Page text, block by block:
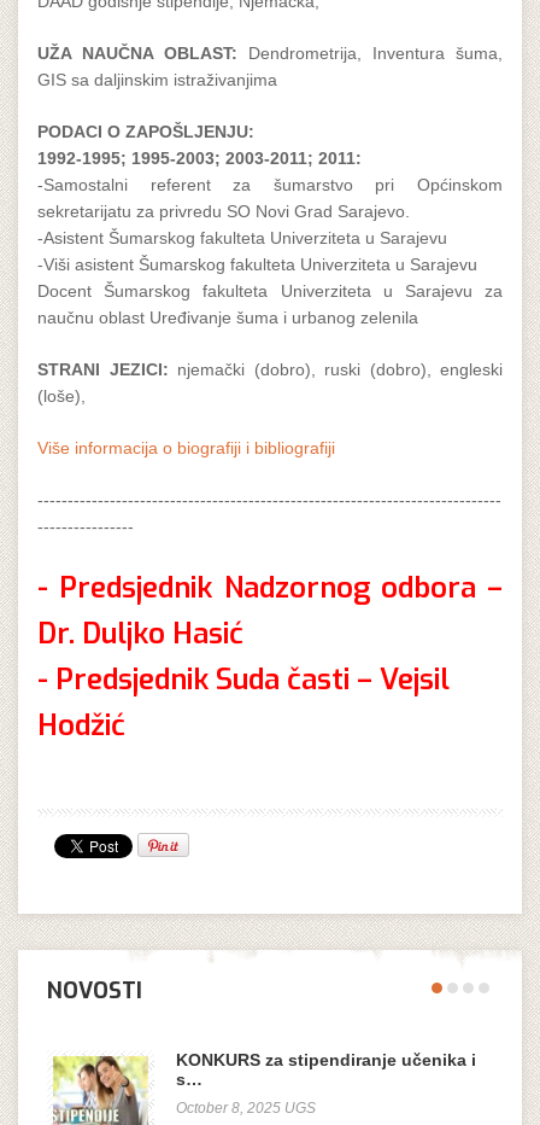
UŽA NAUČNA OBLAST: Dendrometrija, Inventura šuma,
GIS sa daljinskim istraživanjima
PODACI O ZAPOŠLJENJU:
1992-1995; 1995-2003; 2003-2011; 2011:
-Samostalni referent za šumarstvo pri Općinskom
sekretarijatu za privredu SO Novi Grad Sarajevo.
-Asistent Šumarskog fakulteta Univerziteta u Sarajevu
-Viši asistent Šumarskog fakulteta Univerziteta u Sarajevu
Docent Šumarskog fakulteta Univerziteta u Sarajevu za
naučnu oblast Uređivanje šuma i urbanog zelenila
STRANI JEZICI: njemački (dobro), ruski (dobro), engleski
(loše),
Više informacija o biografiji i bibliografiji
-----------------------------------------------------------------------------
----------------
- Predsjednik Nadzornog odbora –
Dr. Duljko Hasić
- Predsjednik Suda časti – Vejsil
Hodžić
NOVOSTI
KONKURS za stipendiranje učenika i
s…
October 8, 2025 UGS